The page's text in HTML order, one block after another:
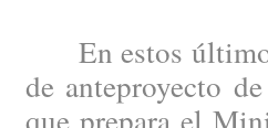
En estos
de anteproyecto
que prepara el